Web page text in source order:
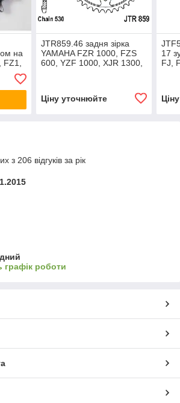
на
FZ1,
JTR859.46 задня зірка
YAMAHA FZR 1000, FZS
600, YZF 1000, XJR 1300,
Ціну уточнюйте
17
FJ,
з 206 відгуків за рік
графік роботи